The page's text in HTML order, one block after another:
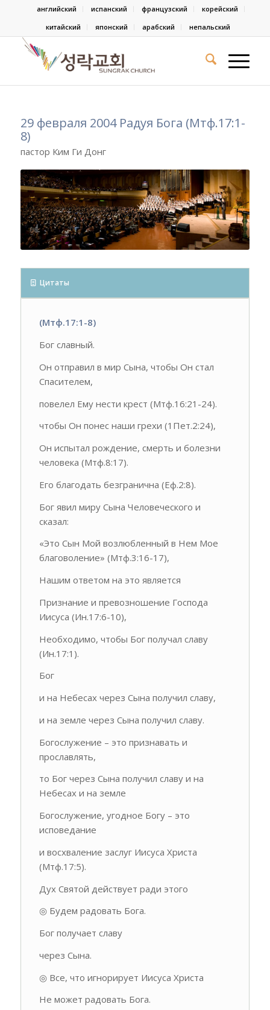
английский испанский французский
корейский
китайский
японский арабский непальский
29 февраля 2004 Радуя Бога (Мтф.17:1-
8)
пастор Ким Ги Донг
Цитаты
(Мтф.17:1-8)
Бог славный.
Он отправил в мир Сына, чтобы Он стал
Спасителем,
повелел Ему нести крест (Мтф.16:21-24).
чтобы Он понес наши грехи (1Пет.2:24),
Он испытал рождение, смерть и болезни
человека (Мтф.8:17).
Его благодать безгранична (Еф.2:8).
Бог явил миру Сына Человеческого и
сказал:
«Это Сын Мой возлюбленный в Нем Мое
благоволение» (Мтф.3:16-17),
Нашим ответом на это является
Признание и превозношение Господа
Иисуса (Ин.17:6-10),
Необходимо, чтобы Бог получал славу
(Ин.17:1).
Бог
и на Небесах через Сына получил славу,
и на земле через Сына получил славу.
Богослужение – это признавать и
прославлять,
то Бог через Сына получил славу и на
Небесах и на земле
Богослужение, угодное Богу – это
исповедание
и восхваление заслуг Иисуса Христа
(Мтф.17:5).
Дух Святой действует ради этого
◎ Будем радовать Бога.
Бог получает славу
через Сына.
◎ Все, что игнорирует Иисуса Христа
Не может радовать Бога.